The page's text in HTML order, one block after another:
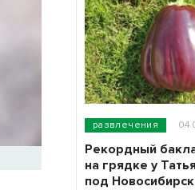
развлечения
Рекордный
на грядке у
под